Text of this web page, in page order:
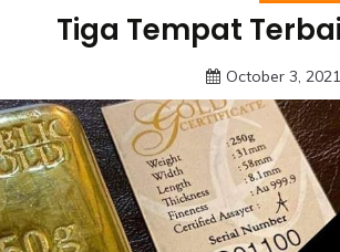
Tiga Tempat
October 3, 2021